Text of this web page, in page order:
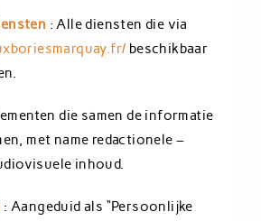
: Alle diensten die via
beschikbaar
die samen de informatie
met name redactionele –
inhoud.
: Aangeduid als “Persoonlijke